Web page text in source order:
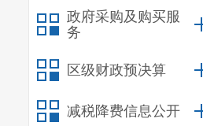
政府采购及购买服
务
区级财政预决算
减税降费信息公开